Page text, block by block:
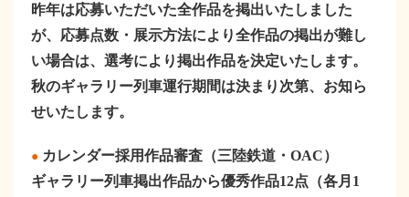
昨年は応募いただいた全作品を掲出いたしました
が、応募点数・展示方法により全作品の掲出が難し
い場合は、選考により掲出作品を決定いたします。
秋のギャラリー列車運行期間は決まり次第、お知ら
せいたします。
●カレンダー採用作品審査（三陸鉄道・OAC）
ギャラリー列車掲出作品から優秀作品12点（各月1